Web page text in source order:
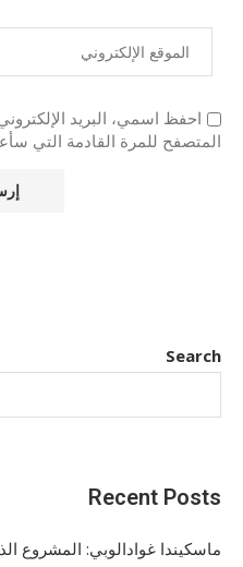
احفظ اسمي، البريد
المتصفح للمرة القادمة التي
Search
Recent Posts
ماسكيندا غوادالوبي: المشروع